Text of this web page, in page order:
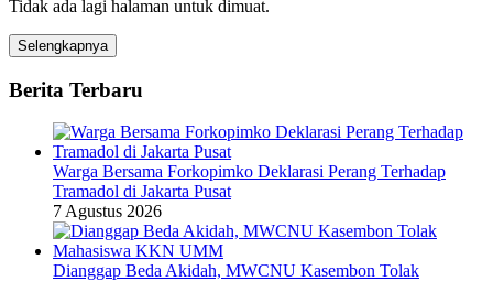
Tidak ada lagi halaman untuk dimuat.
Selengkapnya
Berita Terbaru
Warga Bersama Forkopimko Deklarasi Perang Terhadap
Tramadol di Jakarta Pusat
7 Agustus 2026
Dianggap Beda Akidah, MWCNU Kasembon Tolak